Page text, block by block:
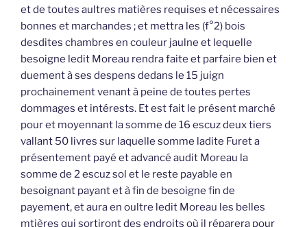
et de toutes aultres matières requises et nécessaires
bonnes et marchandes ; et mettra les (f°2) bois
desdites chambres en couleur jaulne et lequelle
besoigne ledit Moreau rendra faite et parfaire bien et
duement à ses despens dedans le 15 juign
prochainement venant à peine de toutes pertes
dommages et intérests. Et est fait le présent marché
pour et moyennant la somme de 16 escuz deux tiers
vallant 50 livres sur laquelle somme ladite Furet a
présentement payé et advancé audit Moreau la
somme de 2 escuz sol et le reste payable en
besoignant payant et à fin de besoigne fin de
payement, et aura en oultre ledit Moreau les belles
mtières qui sortiront des endroits où il réparera pour